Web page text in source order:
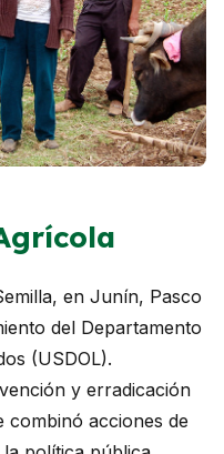
en Junín, Pasco
del Departamento
(USDOL).
y erradicación
combinó acciones de